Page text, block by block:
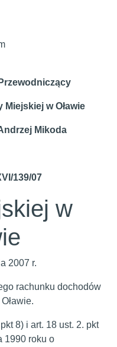
w Oławie
139/07
w
2007 r.
rachunku dochodów
8) i art. 18 ust. 2. pkt
1990 roku o